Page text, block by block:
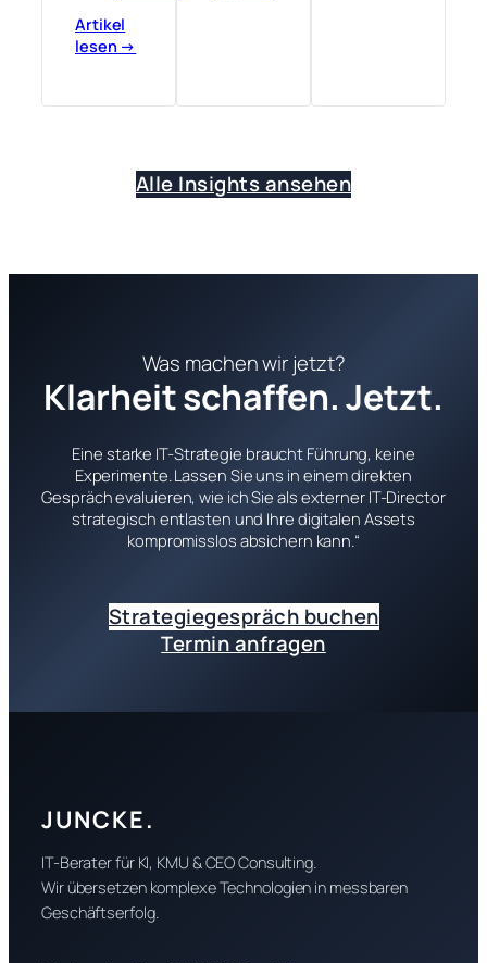
Artikel
lesen →
Alle Insights ansehen
Was machen wir jetzt?
Klarheit schaffen. Jetzt.
Eine starke IT-Strategie braucht Führung, keine
Experimente. Lassen Sie uns in einem direkten
Gespräch evaluieren, wie ich Sie als externer IT-Director
strategisch entlasten und Ihre digitalen Assets
kompromisslos absichern kann.“
Strategiegespräch buchen
Termin anfragen
JUNCKE.
IT-Berater für KI, KMU & CEO Consulting.
Wir übersetzen komplexe Technologien in messbaren
Geschäftserfolg.